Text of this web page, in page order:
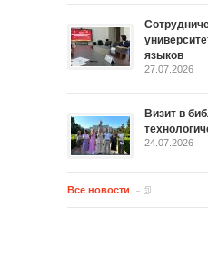
языков
27.07.2026
Визит в
24.07.2026
Все новости